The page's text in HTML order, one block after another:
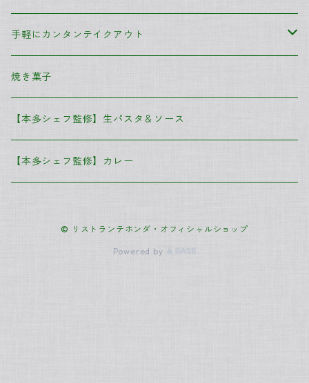
手軽にカンタンテイクアウト
前菜
パスタソース
メイン
焼き菓子
【本多シェフ監修】生パスタ＆ソース
【本多シェフ監修】カレー
© リストランテホンダ・オフィシャルショップ
Powered by